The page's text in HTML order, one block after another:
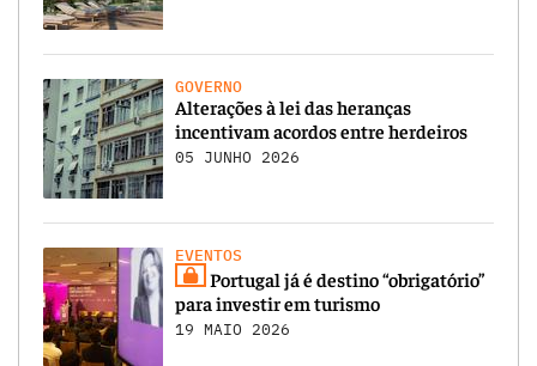
GOVERNO
Alterações à lei das heranças
incentivam acordos entre herdeiros
05 JUNHO 2026
EVENTOS
Portugal já é destino “obrigatório”
para investir em turismo
19 MAIO 2026